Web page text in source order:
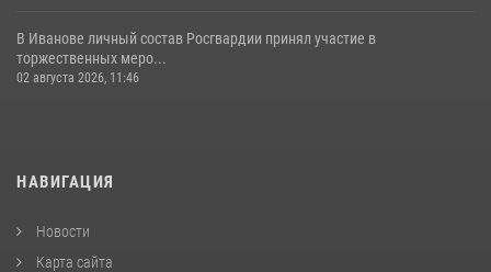
В Иванове личный состав Росгвардии принял участие в
торжественных меро...
02 августа 2026, 11:46
НАВИГАЦИЯ
Новости
Карта сайта